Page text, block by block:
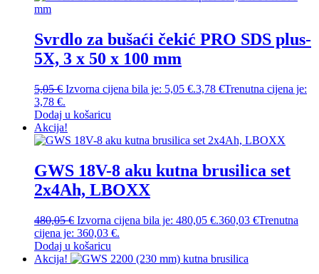
Svrdlo za bušaći čekić PRO SDS plus-
5X, 3 x 50 x 100 mm
5,05€ Izvorna cijena bila je: 5,05 €.3,78 €Trenutna cijena je:
3,78 €.
Dodaj u košaricu
Akcija!
GWS 18V-8 aku kutna brusilica set
2x4Ah, LBOXX
480,05€ Izvorna cijena bila je: 480,05 €.360,03 €Trenutna
cijena je: 360,03 €.
Dodaj u košaricu
Akcija!